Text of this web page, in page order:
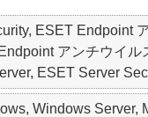
ESET Endpoint
アンチウイ
ESET Server
Windows Server,